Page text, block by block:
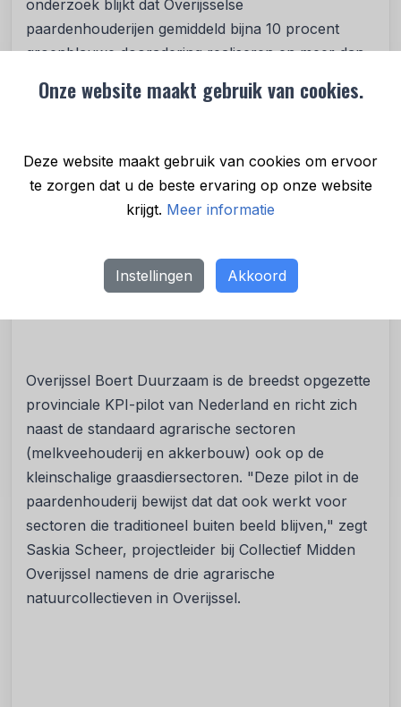
Onze website maakt gebruik van cookies.
Deze website maakt gebruik van cookies om ervoor
te zorgen dat u de beste ervaring op onze website
krijgt. Meer informatie
Instellingen Akkoord
onderzoek blijkt dat Overijsselse
paardenhouderijen gemiddeld bijna 10 procent
groenblauwe dooradering realiseren en meer dan
bijdrage wordt niet erkend omdat paardenhouders
Overijssel Boert Duurzaam is de breedst opgezette
provinciale KPI-pilot van Nederland en richt zich
naast de standaard agrarische sectoren
(melkveehouderij en akkerbouw) ook op de
kleinschalige graasdiersectoren. "Deze pilot in de
paardenhouderij bewijst dat dat ook werkt voor
sectoren die traditioneel buiten beeld blijven," zegt
Saskia Scheer, projectleider bij Collectief Midden
Overijssel namens de drie agrarische
natuurcollectieven in Overijssel.